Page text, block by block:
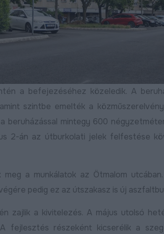
a befejezéséhez közeledik. A
szintbe emelték a
beruházással mintegy 600
2-án az útburkolati jelek felfestése
a munkálatok az Ötmalom
pedig ez az útszakasz is új
zajlik a kivitelezés. A május utolsó
fejlesztés részeként kicserélik a
a másikat:
halad
fejlesztési
Útfelújítás
Harsona utcán,
kap a Csuka utca